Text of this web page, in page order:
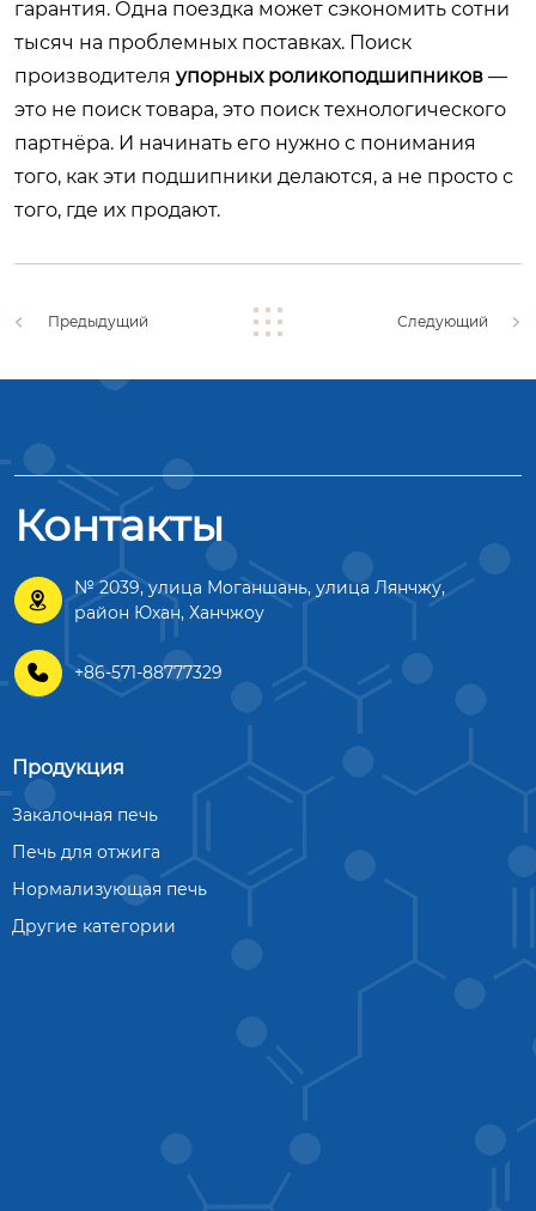
гарантия. Одна поездка может сэкономить сотни
тысяч на проблемных поставках. Поиск
производителя упорных роликоподшипников —
это не поиск товара, это поиск технологического
партнёра. И начинать его нужно с понимания
того, как эти подшипники делаются, а не просто с
того, где их продают.
Предыдущий Следующий
Контакты

№ 2039, улица Моганшань, улица Лянчжу,
район Юхан, Ханчжоу
 +86-571-88777329
Продукция
Закалочная печь
Печь для отжига
Нормализующая печь
Другие категории